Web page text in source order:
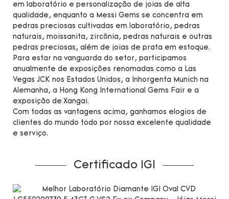
em laboratório e personalização de joias de alta
qualidade, enquanto a Messi Gems se concentra em
pedras preciosas cultivadas em laboratório, pedras
naturais, moissanita, zircônia, pedras naturais e outras
pedras preciosas, além de joias de prata em estoque.
Para estar na vanguarda do setor, participamos
anualmente de exposições renomadas como a Las
Vegas JCK nos Estados Unidos, a Inhorgenta Munich na
Alemanha, a Hong Kong International Gems Fair e a
exposição de Xangai.
Com todas as vantagens acima, ganhamos elogios de
clientes do mundo todo por nossa excelente qualidade
e serviço.
Certificado IGI